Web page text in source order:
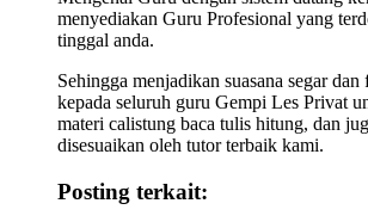
menyediakan Guru Profesional yang
tinggal anda.
Sehingga menjadikan suasana segar
kepada seluruh guru Gempi Les Privat
materi calistung baca tulis hitung, dan
disesuaikan oleh tutor terbaik kami.
Posting terkait: